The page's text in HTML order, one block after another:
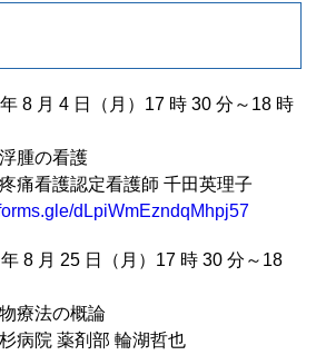
年 8 月 4 日（月）17 時 30 分～18 時
腫の看護
痛看護認定看護師 千田英理子
dLpiWmEzndqMhpj57
年 8 月 25 日（月）17 時 30 分～18
療法の概論
病院 薬剤部 輪湖哲也